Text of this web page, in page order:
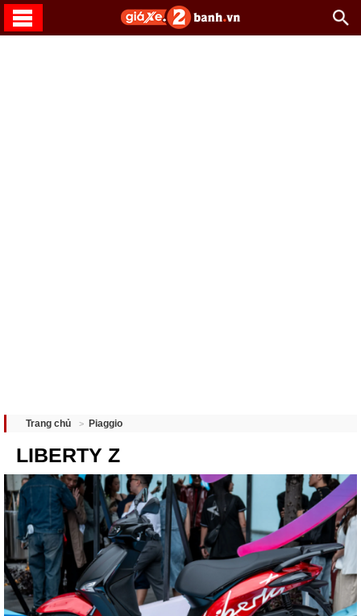
Trang chủ Piaggio
LIBERTY Z